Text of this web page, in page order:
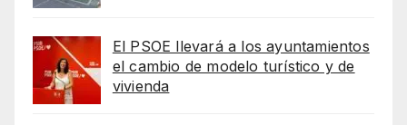
El PSOE llevará a los ayuntamientos
el cambio de modelo turístico y de
vivienda